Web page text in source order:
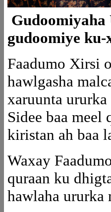
gudoomiye
Faadumo Xirsi
hawlgasha
xaruunta
Sidee baa
kiristan ah baa
Waxay
quraan ku
hawlaha ururka